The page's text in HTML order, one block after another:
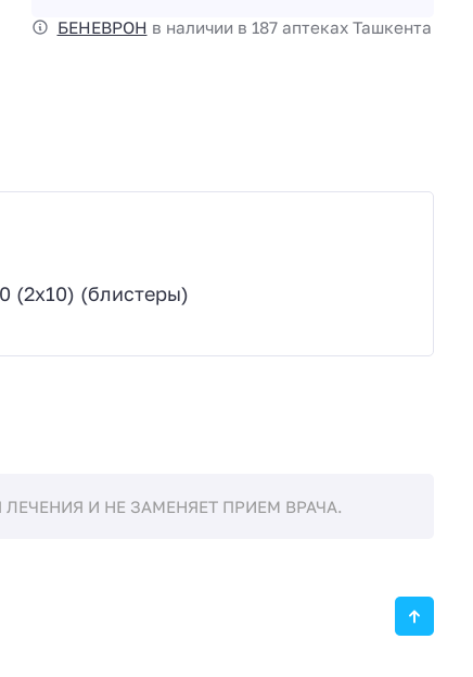
БЕНЕВРОН в наличии в 187 аптеках Ташкента
(2х10) (блистеры)
И НЕ ЗАМЕНЯЕТ ПРИЕМ ВРАЧА.